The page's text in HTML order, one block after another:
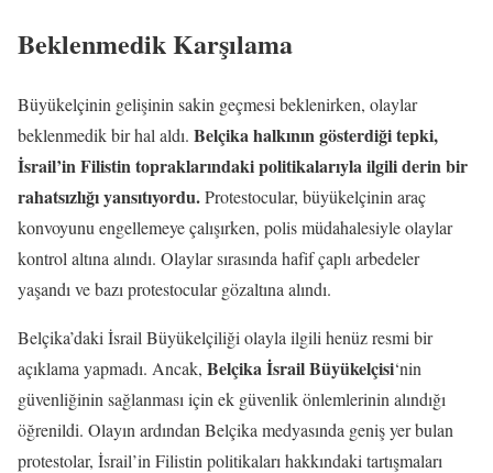
Beklenmedik Karşılama
Büyükelçinin gelişinin sakin geçmesi beklenirken, olaylar
beklenmedik bir hal aldı. Belçika halkının gösterdiği tepki,
İsrail’in Filistin topraklarındaki politikalarıyla ilgili derin bir
rahatsızlığı yansıtıyordu.Protestocular, büyükelçinin araç
konvoyunu engellemeye çalışırken, polis müdahalesiyle olaylar
kontrol altına alındı. Olaylar sırasında hafif çaplı arbedeler
yaşandı ve bazı protestocular gözaltına alındı.
Belçika’daki İsrail Büyükelçiliği olayla ilgili henüz resmi bir
açıklama yapmadı. Ancak, Belçika İsrail Büyükelçisi‘nin
güvenliğinin sağlanması için ek güvenlik önlemlerinin alındığı
öğrenildi. Olayın ardından Belçika medyasında geniş yer bulan
protestolar, İsrail’in Filistin politikaları hakkındaki tartışmaları